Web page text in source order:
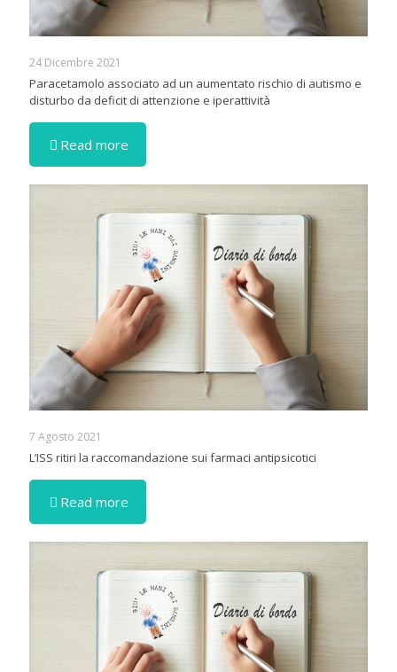
24 Dicembre 2021
Paracetamolo associato ad un aumentato rischio di autismo e
disturbo da deficit di attenzione e iperattività
Read more
7 Agosto 2021
L’ISS ritiri la raccomandazione sui farmaci antipsicotici
Read more